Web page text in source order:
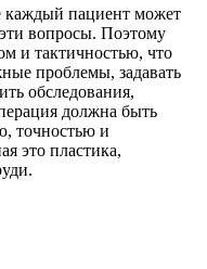
каждый пациент может
вопросы. Поэтому
и тактичностью, что
проблемы, задавать
обследования,
должна быть
точностью и
это пластика,